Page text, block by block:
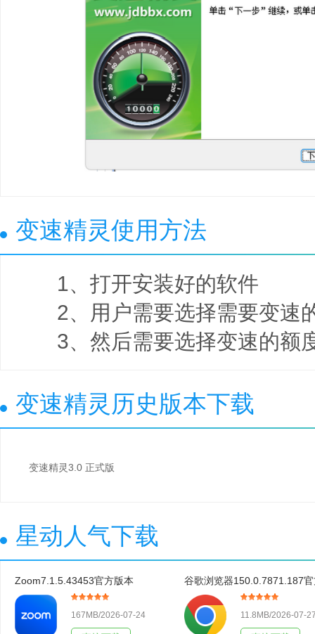
变速精灵使用方法
1、打开安装好的软件
2、用户需要选择需要变速
3、然后需要选择变速的额
变速精灵历史版本下载
变速精灵3.0 正式版
星动人气下载
Zoom7.1.5.43453官方版本
167MB/2026-07-24 11.8MB/2026-07-